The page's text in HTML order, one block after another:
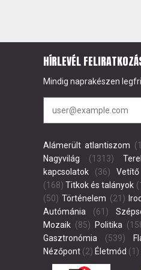
HÍRLEVÉL
Mindig naprakészen
Alámerült atlantiszom
Nagyvilág (1313)
kapcsolatok (36) Vetítő
(168) Titkok és talányok
(50) Történelem (21)
Autómánia (61)
Mozaik (85) Politika
Gasztronómia (539)
Nézőpont (2) Életmód (1)